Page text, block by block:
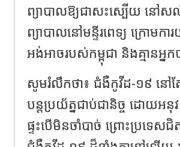
ព្យាបាលឱ្យជាសះស្បើយ នៅ
ព្យាបាលនៅមន្ទីរពេទ្យ ក្រោម
អង់អាចរបស់កម្ពុជា និងគ្មានអ្
សូមរំលឹកថា៖ ជំងឺកូវីដ-១៩​ នៅត
បន្តប្រយ័ត្នជាប់ជានិច្ច ដោយអនុ
ផ្ទះបេីមិនចាំបាច់​ ព្រោះប្រទេ